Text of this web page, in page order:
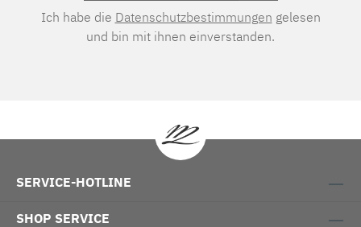
Ich habe die Datenschutzbestimmungen gelesen
und bin mit ihnen einverstanden.
SERVICE-HOTLINE
SHOP SERVICE